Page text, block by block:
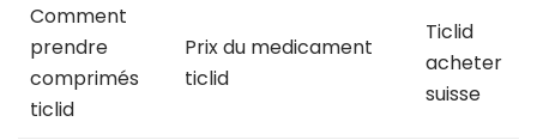
Comment
prendre
comprimés
ticlid
Prix du medicament
ticlid
Ticlid
acheter
suisse